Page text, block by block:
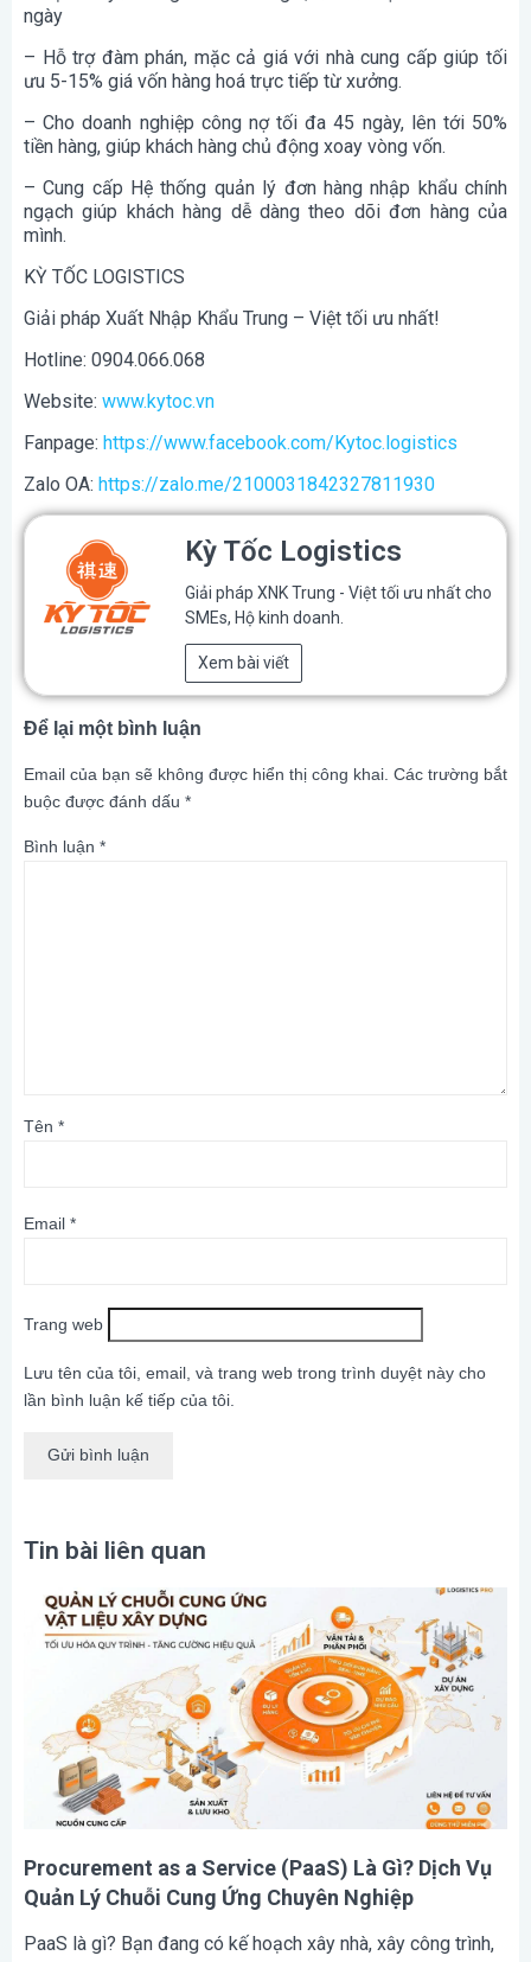
ngày
– Hỗ trợ đàm phán, mặc cả giá với nhà cung cấp giúp tối
ưu 5-15% giá vốn hàng hoá trực tiếp từ xưởng.
– Cho doanh nghiệp công nợ tối đa 45 ngày, lên tới 50%
tiền hàng, giúp khách hàng chủ động xoay vòng vốn.
– Cung cấp Hệ thống quản lý đơn hàng nhập khẩu chính
ngạch giúp khách hàng dễ dàng theo dõi đơn hàng của
mình.
KỲ TỐC LOGISTICS
Giải pháp Xuất Nhập Khẩu Trung – Việt tối ưu nhất!
Hotline: 0904.066.068
Website: www.kytoc.vn
Fanpage: https://www.facebook.com/Kytoc.logistics
Zalo OA: https://zalo.me/2100031842327811930
Kỳ Tốc Logistics
Giải pháp XNK Trung - Việt tối ưu nhất cho
SMEs, Hộ kinh doanh.
Xem bài viết
Để lại một bình luận
Email của bạn sẽ không được hiển thị công khai. Các trường bắt
buộc được đánh dấu *
Bình luận *
Tên *
Email *
Trang web
Lưu tên của tôi, email, và trang web trong trình duyệt này cho
lần bình luận kế tiếp của tôi.
Tin bài liên quan
Procurement as a Service (PaaS) Là Gì? Dịch Vụ
Quản Lý Chuỗi Cung Ứng Chuyên Nghiệp
PaaS là gì? Bạn đang có kế hoạch xây nhà, xây công trình,